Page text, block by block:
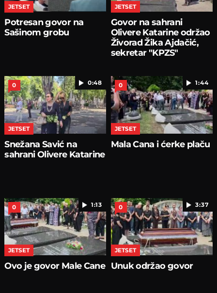
JETSET
Potresan govor na
Sašinom grobu
JETSET
Govor na sahrani
Olivere Katarine održao
Živorad Žika Ajdačić,
sekretar "KPZS"
0:48
0
JETSET
Snežana Savić na
sahrani Olivere Katarine
1:44
0
JETSET
Mala Cana i ćerke plaču
1:13
0
JETSET
Ovo je govor Male Cane
3:37
0
JETSET
Unuk održao govor